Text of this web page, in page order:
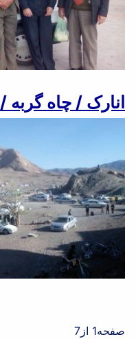
انارک / چاه گربه / 13 فروردین 1394
صفحه1 از7